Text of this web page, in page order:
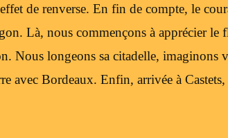
de renverse. En fin de compte, le
Là, nous commençons à apprécier le
Nous longeons sa citadelle, imaginons
avec Bordeaux. Enfin, arrivée à